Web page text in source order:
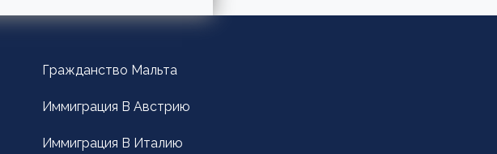
Гражданство Мальта
Иммиграция В Австрию
Иммиграция В Италию